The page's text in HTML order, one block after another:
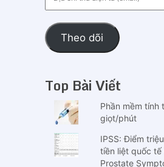
chỉ
điện
tử
(email)
Theo dõi
Top Bài Viết
Phần mềm tính
giọt/phút
IPSS: Điểm
tiền liệt quốc tế
Prostate